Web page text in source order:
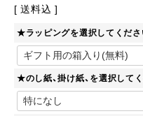
送料込
★ラッピングを選択してくださ
★のし紙、掛け紙、を選択して